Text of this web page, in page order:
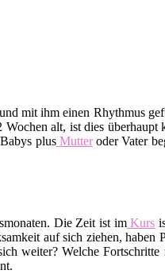
mit ihm einen Rhythmus
alt, ist dies überhaupt
plusMutteroder Vater
Die Zeit ist imKurs
auf sich ziehen, haben
weiter? Welche Fortschritte